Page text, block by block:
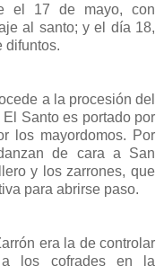
el 17 de mayo, con
al santo; y el día 18,
difuntos.
a la procesión del
Santo es portado por
los mayordomos. Por
de cara a San
y los zarrones, que
para abrirse paso.
era la de controlar
los cofrades en la